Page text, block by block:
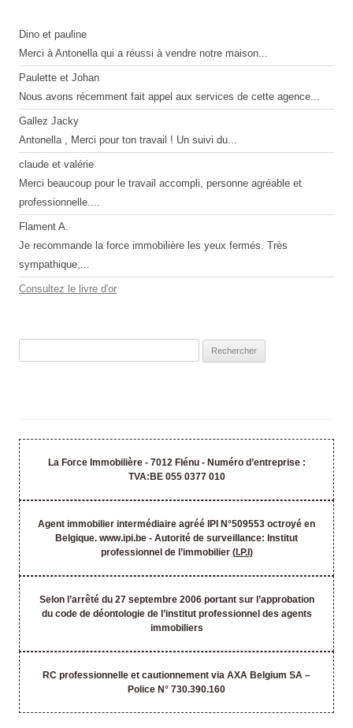
Dino et pauline
Merci à Antonella qui a réussi à vendre notre maison...
Paulette et Johan
Nous avons récemment fait appel aux services de cette agence...
Gallez Jacky
Antonella , Merci pour ton travail ! Un suivi du...
claude et valérie
Merci beaucoup pour le travail accompli, personne agréable et
professionnelle....
Flament A.
Je recommande la force immobilière les yeux fermés. Très
sympathique,...
Consultez le livre d'or
La Force Immobilière - 7012 Flénu - Numéro d’entreprise :
TVA:BE 055 0377 010
Agent immobilier intermédiaire agréé IPI N°509553 octroyé en
Belgique. www.ipi.be - Autorité de surveillance: Institut
professionnel de l’immobilier (I.P.I)
Selon l’arrêté du 27 septembre 2006 portant sur l’approbation
du code de déontologie de l’institut professionnel des agents
immobiliers
RC professionnelle et cautionnement via AXA Belgium SA –
Police N° 730.390.160